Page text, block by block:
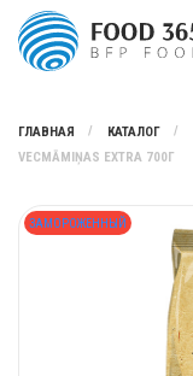
ГЛАВНАЯ КАТАЛОГ
VECMĀMIŅAS EXTRA 700Г
ЗАМОРОЖЕННЫЙ